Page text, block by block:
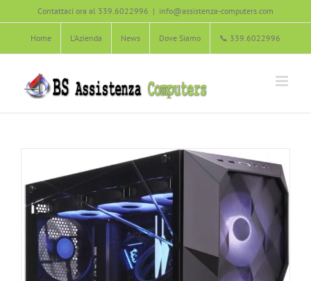
al
Contattaci ora al 339.6022996 | info@assistenza-computers.com
Home L’Azienda News Dove Siamo 📞 339.6022996
Agliana Carmignano Montale Montemurlo PC Assemblati